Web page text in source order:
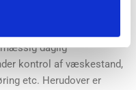
daglig
kontrol af væskestand,
etc. Herudover er